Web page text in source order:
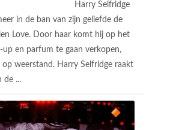
Harry Selfridge
in de ban van zijn geliefde de
Love. Door haar komt hij op het
up en parfum te gaan verkopen,
weerstand. Harry Selfridge raakt
de ...